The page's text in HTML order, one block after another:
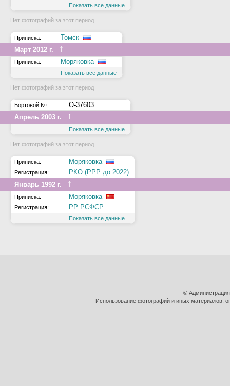
Показать все данные
Нет фотографий за этот период
Приписка:
Томск
Март 2012 г.
↑
Приписка: Моряковка
Показать все данные
Нет фотографий за этот период
Бортовой №:
О-37603
Апрель 2003 г.
↑
Показать все данные
Нет фотографий за этот период
Приписка: Моряковка
Регистрация:
РКО (РРР до 2022)
Январь 1992 г.
↑
Приписка: Моряковка
Регистрация: РР РСФСР
Показать все данные
©
Использование фотографий и иных материалов,